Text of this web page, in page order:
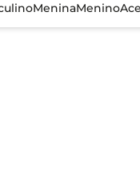
MeninaMenino